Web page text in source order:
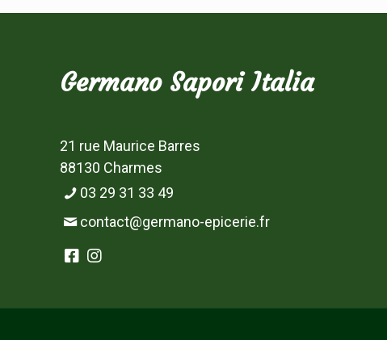
Germano Sapori Italia
21 rue Maurice Barres
88130 Charmes
03 29 31 33 49
contact@germano-epicerie.fr